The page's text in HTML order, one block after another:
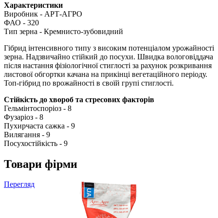
Характеристики
Виробник - АРТ-АГРО
ФАО - 320
Тип зерна - Кремнисто-зубовидний
Гібрид інтенсивного типу з високим потенціалом урожайності
зерна. Надзвичайно стійкий до посухи. Швидка вологовіддача
після настання фізіологічної стиглості за рахунок розкривання
листової обгортки качана на прикінці вегетаційного періоду.
Топ-гібрид по врожайності в своїй групі стиглості.
Стійкість до хвороб та стресових факторів
Гельмінтоспоріоз - 8
Фузаріоз - 8
Пухирчаста сажка - 9
Вилягання - 9
Посухостійкість - 9
Товари фірми
Перегляд